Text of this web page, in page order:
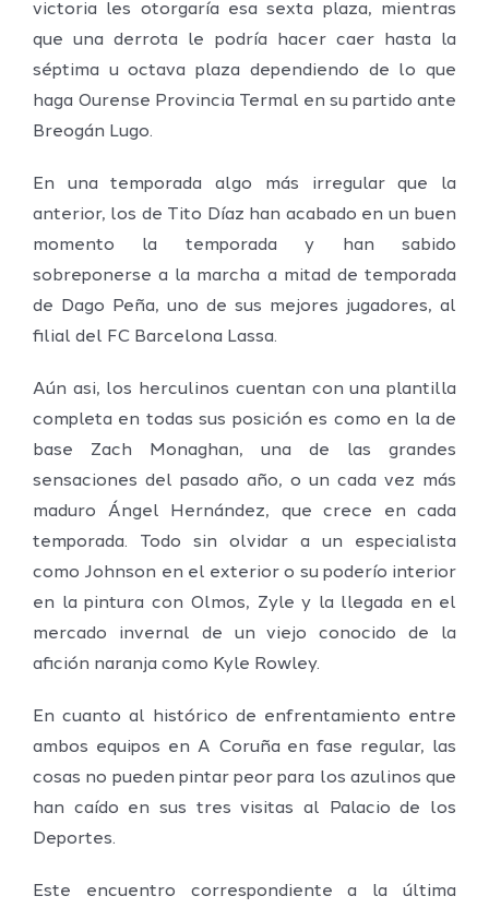
victoria les otorgaría esa sexta plaza, mientras
que una derrota le podría hacer caer hasta la
séptima u octava plaza dependiendo de lo que
haga Ourense Provincia Termal en su partido ante
Breogán Lugo.
En una temporada algo más irregular que la
anterior, los de Tito Díaz han acabado en un buen
momento la temporada y han sabido
sobreponerse a la marcha a mitad de temporada
de Dago Peña, uno de sus mejores jugadores, al
filial del FC Barcelona Lassa.
Aún asi, los herculinos cuentan con una plantilla
completa en todas sus posición es como en la de
base Zach Monaghan, una de las grandes
sensaciones del pasado año, o un cada vez más
maduro Ángel Hernández, que crece en cada
temporada. Todo sin olvidar a un especialista
como Johnson en el exterior o su poderío interior
en la pintura con Olmos, Zyle y la llegada en el
mercado invernal de un viejo conocido de la
afición naranja como Kyle Rowley.
En cuanto al histórico de enfrentamiento entre
ambos equipos en A Coruña en fase regular, las
cosas no pueden pintar peor para los azulinos que
han caído en sus tres visitas al Palacio de los
Deportes.
Este encuentro correspondiente a la última